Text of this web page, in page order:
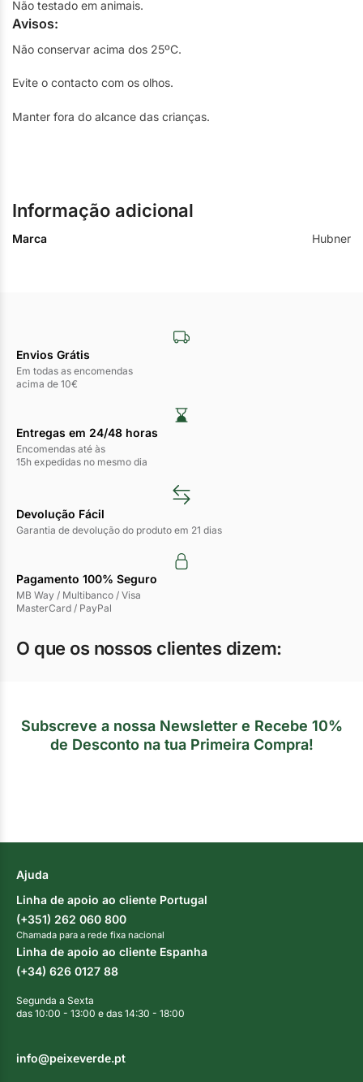
Não testado em animais.
Avisos:
Não conservar acima dos 25ºC.
Evite o contacto com os olhos.
Manter fora do alcance das crianças.
Informação adicional
Marca Hubner
Envios Grátis
Em todas as encomendas
acima de 10€
Entregas em 24/48 horas​
Encomendas até às
15h expedidas no mesmo dia
Devolução Fácil
Garantia de devolução do produto em 21 dias
Pagamento 100% Seguro
MB Way / Multibanco / Visa
MasterCard / PayPal
O que os nossos clientes dizem:
Subscreve a nossa Newsletter e Recebe 10%
de Desconto na tua Primeira Compra!
Ajuda
Linha de apoio ao cliente Portugal
(+351) 262 060 800
Chamada para a rede fixa nacional
Linha de apoio ao cliente Espanha
(+34) 626 0127 88
Segunda a Sexta
das 10:00 - 13:00 e das 14:30 - 18:00
info@peixeverde.pt